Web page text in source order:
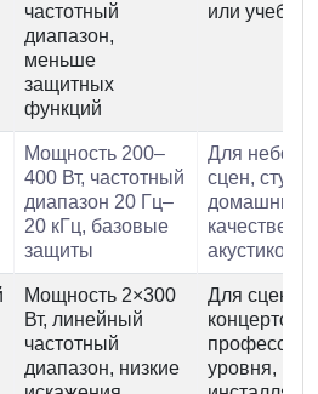
частотный
диапазон,
меньше
защитных
функций
или
Мощность 200–
400 Вт, частотный
диапазон 20 Гц–
20 кГц, базовые
защиты
Для
сцен,
домашних
акустикой
Мощность 2×300
Вт, линейный
частотный
диапазон, низкие
Для
концертов,
уровня,